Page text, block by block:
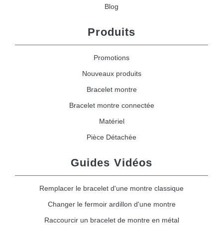
Blog
Produits
Promotions
Nouveaux produits
Bracelet montre
Bracelet montre connectée
Matériel
Pièce Détachée
Guides Vidéos
Remplacer le bracelet d'une montre classique
Changer le fermoir ardillon d'une montre
Raccourcir un bracelet de montre en métal